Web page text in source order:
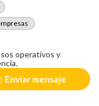
operativos y
Enviar mensaje